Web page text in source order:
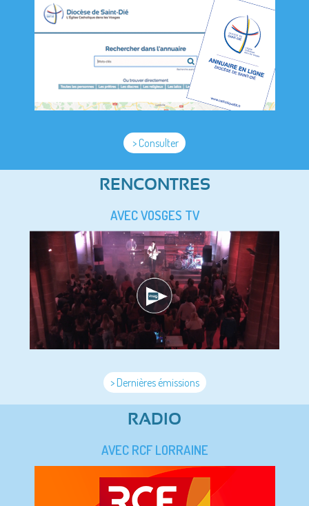
> Consulter
RENCONTRES
AVEC VOSGES TV
> Dernières émissions
RADIO
AVEC RCF LORRAINE